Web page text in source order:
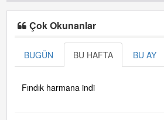
Çok Okunanlar
BUGÜN BU HAFTA BU AY
Fındık harmana indi